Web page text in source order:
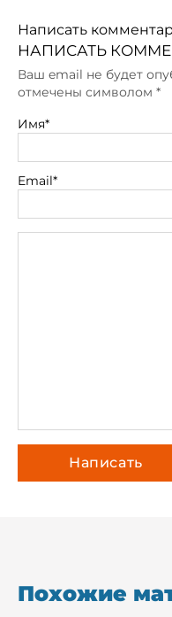
Написать
НАПИСАТЬ
Ваш email не будет
отмечены символом *
Имя*
Email*
Похожие